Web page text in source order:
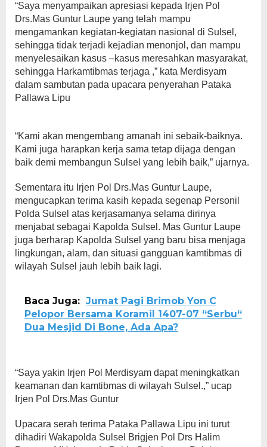
“Saya menyampaikan apresiasi kepada Irjen Pol
Drs.Mas Guntur Laupe yang telah mampu
mengamankan kegiatan-kegiatan nasional di Sulsel,
sehingga tidak terjadi kejadian menonjol, dan mampu
menyelesaikan kasus –kasus meresahkan masyarakat,
sehingga Harkamtibmas terjaga ,” kata Merdisyam
dalam sambutan pada upacara penyerahan Pataka
Pallawa Lipu
“Kami akan mengembang amanah ini sebaik-baiknya.
Kami juga harapkan kerja sama tetap dijaga dengan
baik demi membangun Sulsel yang lebih baik,” ujarnya.
Sementara itu Irjen Pol Drs.Mas Guntur Laupe,
mengucapkan terima kasih kepada segenap Personil
Polda Sulsel atas kerjasamanya selama dirinya
menjabat sebagai Kapolda Sulsel. Mas Guntur Laupe
juga berharap Kapolda Sulsel yang baru bisa menjaga
lingkungan, alam, dan situasi gangguan kamtibmas di
wilayah Sulsel jauh lebih baik lagi.
Baca Juga: Jumat Pagi Brimob Yon C
Pelopor Bersama Koramil 1407-07 “Serbu“
Dua Mesjid Di Bone, Ada Apa?
“Saya yakin Irjen Pol Merdisyam dapat meningkatkan
keamanan dan kamtibmas di wilayah Sulsel.,” ucap
Irjen Pol Drs.Mas Guntur
Upacara serah terima Pataka Pallawa Lipu ini turut
dihadiri Wakapolda Sulsel Brigjen Pol Drs Halim